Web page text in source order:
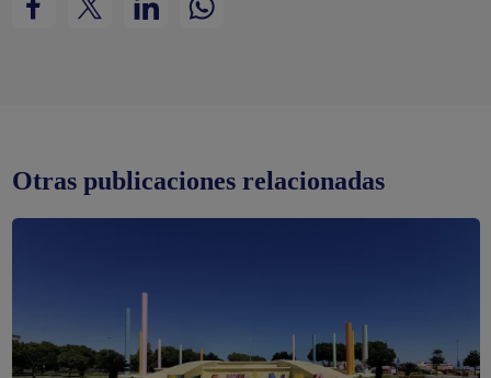
Otras publicaciones relacionadas